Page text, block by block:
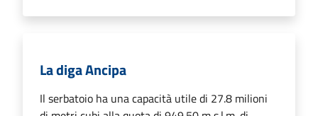
La diga Ancipa
Il serbatoio ha una capacità utile di 27.8 milioni